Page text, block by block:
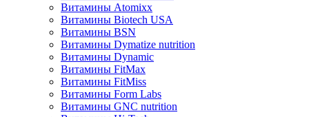
Витамины Atomixx
Витамины Biotech USA
Витамины BSN
Витамины Dymatize nutrition
Витамины Dynamic
Витамины FitMax
Витамины FitMiss
Витамины Form Labs
Витамины GNC nutrition